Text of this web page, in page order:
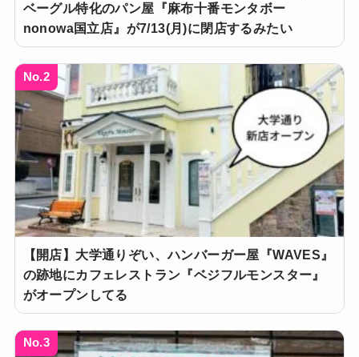
ベーグル特化のパン屋『麻布十番モンタボー
nonowa国立店』が7/13(月)に閉店するみたい
No.2
【開店】大学通りぞい、ハンバーガー屋『WAVES』
の跡地にカフェレストラン『ベジフルモンスター』
がオープンしてる
No.3